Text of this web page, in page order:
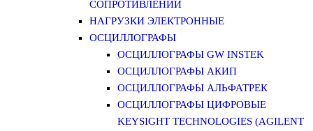
СОПРОТИВЛЕНИЙ
НАГРУЗКИ ЭЛЕКТРОННЫЕ
ОСЦИЛЛОГРАФЫ
ОСЦИЛЛОГРАФЫ GW INSTEK
ОСЦИЛЛОГРАФЫ АКИП
ОСЦИЛЛОГРАФЫ АЛЬФАТРЕК
ОСЦИЛЛОГРАФЫ ЦИФРОВЫЕ
KEYSIGHT TECHNOLOGIES (AGILENT